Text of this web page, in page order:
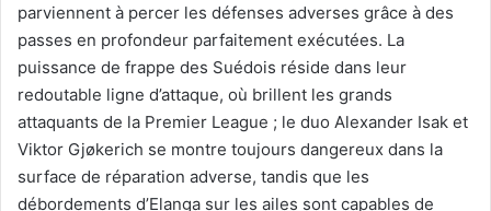
parviennent à percer les défenses adverses grâce à des
passes en profondeur parfaitement exécutées. La
puissance de frappe des Suédois réside dans leur
redoutable ligne d’attaque, où brillent les grands
attaquants de la Premier League ; le duo Alexander Isak et
Viktor Gjøkerich se montre toujours dangereux dans la
surface de réparation adverse, tandis que les
débordements d’Elanga sur les ailes sont capables de